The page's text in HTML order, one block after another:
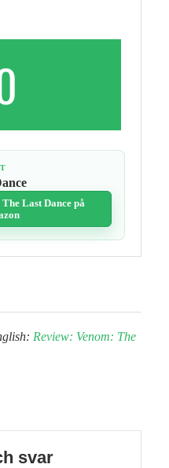
Last Dance på
Review: Venom: The
svar